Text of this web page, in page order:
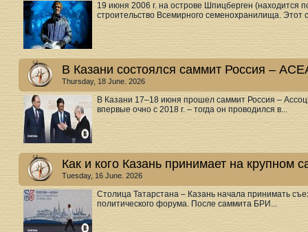
19 июня 2006 г. на острове Шпицберген (находится
строительство Всемирного семенохранилища. Этот
В Казани состоялся саммит Россия –
Thursday, 18 June. 2026
В Казани 17–18 июня прошел саммит Россия –
впервые очно с 2018 г. – тогда он проводился в...
Как и кого Казань принимает на
Tuesday, 16 June. 2026
Столица Татарстана – Казань начала принимать
политического форума. После саммита БРИ...